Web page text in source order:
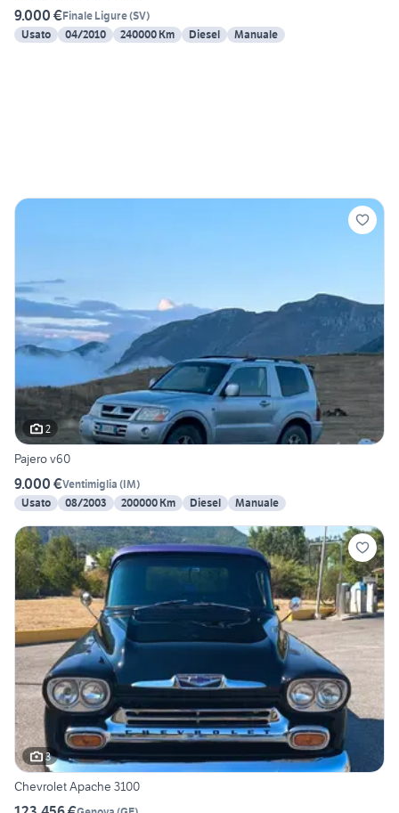
9.000 €Finale Ligure(SV)
Usato
04/2010 240000 Km Diesel Manuale
2
Pajero v60
9.000 €Ventimiglia (IM)
Usato
08/2003 200000 Km Diesel Manuale
3
Chevrolet Apache 3100